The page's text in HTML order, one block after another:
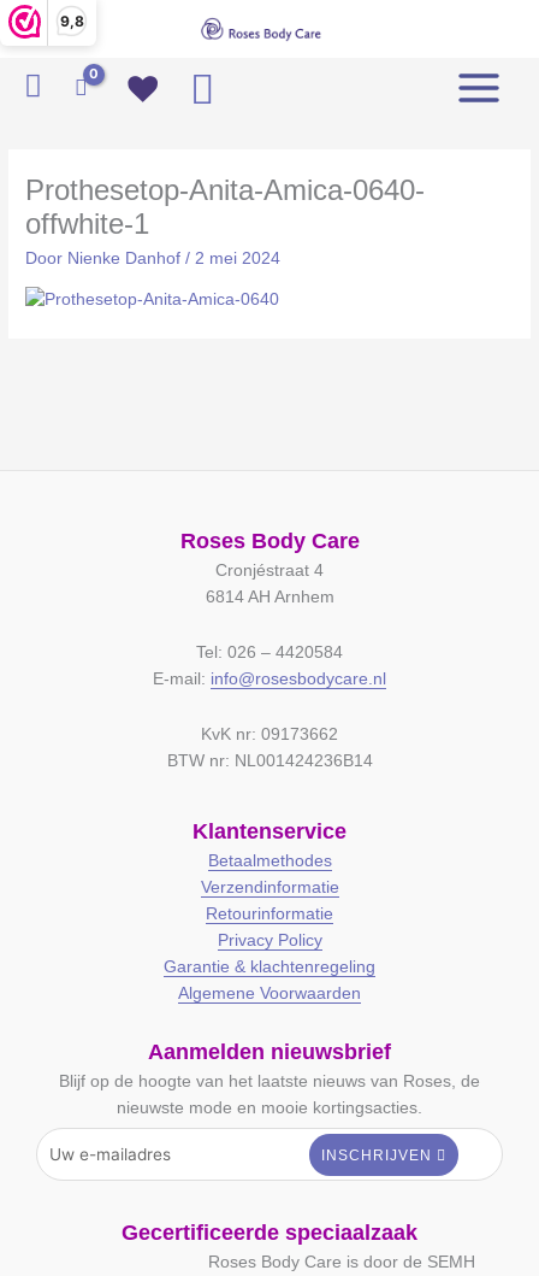
9,8
Ga
naar
inhoud
Zoeken
Prothesetop-Anita-Amica-0640-
offwhite-1
Door Nienke Danhof/ 2 mei 2024
Roses Body Care
Cronjéstraat 4
6814 AH Arnhem
Tel: 026 – 4420584
E-mail: info@rosesbodycare.nl
KvK nr: 09173662
BTW nr: NL001424236B14
Klantenservice
Betaalmethodes
Verzendinformatie
Retourinformatie
Privacy Policy
Garantie & klachtenregeling
Algemene Voorwaarden
Aanmelden nieuwsbrief
Blijf op de hoogte van het laatste nieuws van Roses, de
nieuwste mode en mooie kortingsacties.
Gecertificeerde speciaalzaak
Roses Body Care is door de SEMH